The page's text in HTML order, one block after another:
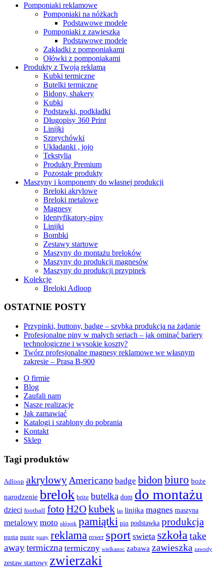
Pomponiaki reklamowe
Pomponiaki na nóżkach
Podstawowe modele
Pomponiaki z zawieszką
Podstawowe modele
Zakładki z pomponiakami
Ołówki z pomponiakami
Produkty z Twoją reklamą
Kubki termiczne
Butelki termiczne
Bidony, shakery
Kubki
Podstawki, podkładki
Długopisy 360 Print
Linijki
Szprychówki
Układanki , jojo
Tekstylia
Produkty Premium
Pozostałe produkty
Maszyny i komponenty do własnej produkcji
Breloki akrylowe
Breloki metalowe
Magnesy
Identyfikatory-piny
Linijki
Bombki
Zestawy startowe
Maszyny do montażu breloków
Maszyny do produkcji magnesów
Maszyny do produkcji przypinek
Kolekcje
Breloki Adloop
OSTATNIE POSTY
Przypinki, buttony, badge – szybka produkcja na żądanie
Profesjonalne piny w małych seriach – jak ominąć bariery
technologiczne i wysokie koszty?
Twórz profesjonalne magnesy reklamowe we własnym
zakresie – Prasa B-900
O firmie
Blog
Zaufali nam
Nasze realizacje
Jak zamawiać
Katalogi i szablony do pobrania
Kontakt
Sklep
Tagi produktów
Adloop akrylowyAmericano badge bidonbiuro boże
narodzenie brelok brite butelka dom do montażu
dzieci football fotoH2Okubek las linijka magnes maszyna
metalowy moto ołówek pamiątki pin podstawka produkcja
pusta puste pusty reklama rower sport swieta szkołatake
awaytermiczna termiczny wielkanoc zabawa zawieszka zawody
zestaw startowy zwierzaki